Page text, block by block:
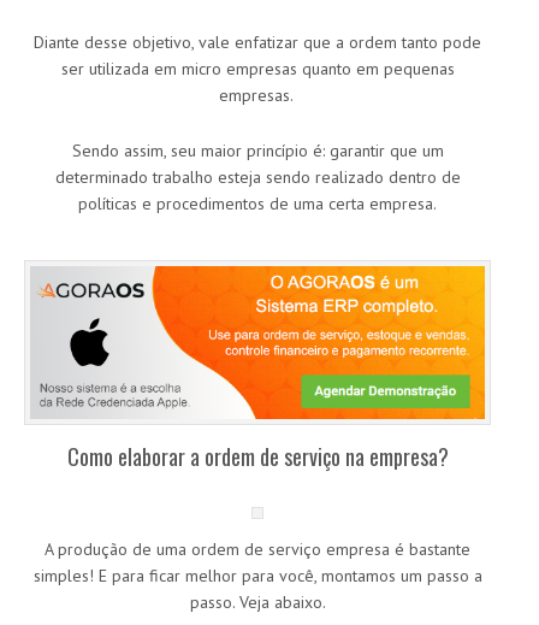
Diante desse objetivo, vale enfatizar que a ordem tanto pode
ser utilizada em micro empresas quanto em pequenas
empresas.
Sendo assim, seu maior princípio é: garantir que um
determinado trabalho esteja sendo realizado dentro de
políticas e procedimentos de uma certa empresa.
Como elaborar a ordem de serviço na empresa?
A produção de uma ordem de serviço empresa é bastante
simples! E para ficar melhor para você, montamos um passo a
passo. Veja abaixo.